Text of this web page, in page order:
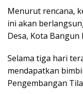
Menurut rencana,
ini akan
Desa, Kota Bangun
Selama tiga hari
mendapatkan
Pengembangan